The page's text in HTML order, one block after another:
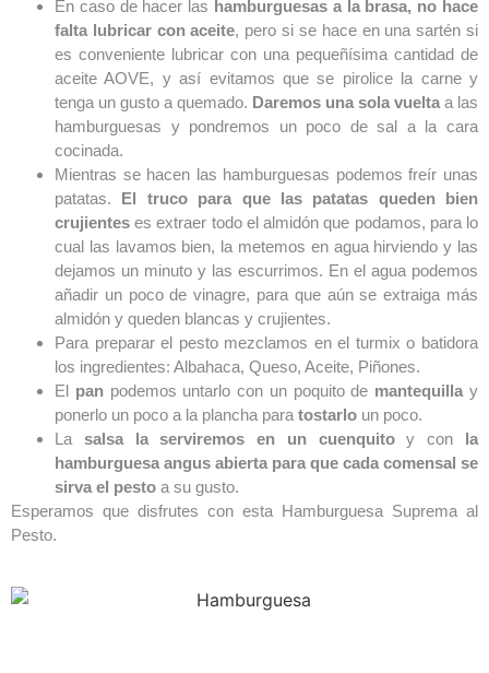
En caso de hacer las hamburguesas a la brasa, no hace
falta lubricar con aceite, pero si se hace en una sartén si
es conveniente lubricar con una pequeñísima cantidad de
aceite AOVE, y así evitamos que se pirolice la carne y
tenga un gusto a quemado. Daremos una sola vuelta a las
hamburguesas y pondremos un poco de sal a la cara
cocinada.
Mientras se hacen las hamburguesas podemos freír unas
patatas. El truco para que las patatas queden bien
crujientes es extraer todo el almidón que podamos, para lo
cual las lavamos bien, la metemos en agua hirviendo y las
dejamos un minuto y las escurrimos. En el agua podemos
añadir un poco de vinagre, para que aún se extraiga más
almidón y queden blancas y crujientes.
Para preparar el pesto mezclamos en el turmix o batidora
los ingredientes: Albahaca, Queso, Aceite, Piñones.
El panpodemos untarlo con un poquito de mantequilla y
ponerlo un poco a la plancha para tostarlo un poco.
La salsa la serviremos en un cuenquitoy con la
hamburguesa angus abierta para que cada comensal se
sirva el pesto a su gusto.
Esperamos que disfrutes con esta Hamburguesa Suprema al
Pesto.